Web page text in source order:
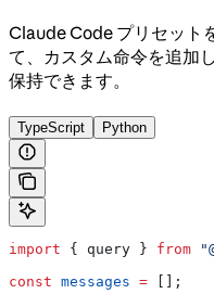
Claude Code プリセット
て、カスタム命令を追加
保持できます。
TypeScript Python
import { query } from
const messages = [];